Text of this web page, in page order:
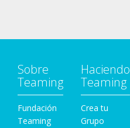
Sobre
Teaming
Fundación
Teaming
Haciendo
Teaming
Crea tu
Grupo